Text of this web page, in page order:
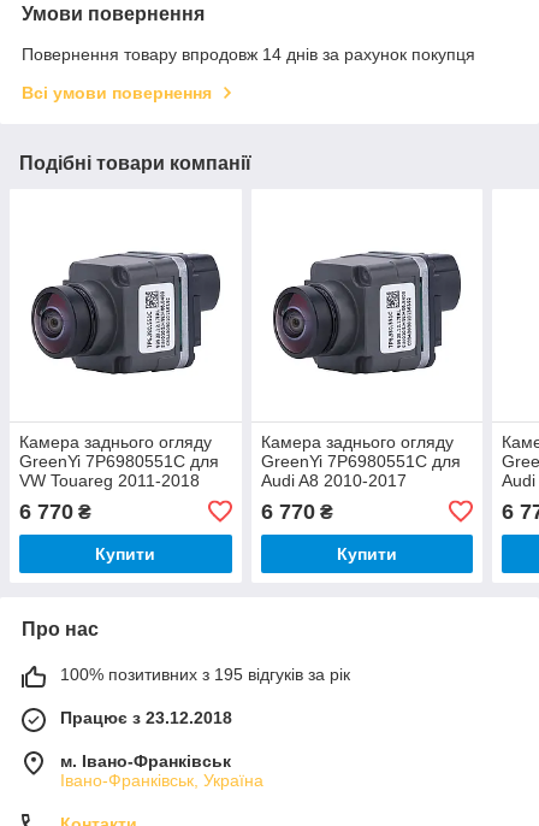
Умови повернення
Повернення товару впродовж 14 днів за рахунок покупця
Всі умови повернення
Подібні товари компанії
Камера заднього огляду
GreenYi 7P6980551C для
VW Touareg 2011-2018
6 770 ₴
Купити
Камера заднього огляду
GreenYi 7P6980551C для
Audi A8 2010-2017
6 770₴
Купити
6
Про нас
100% позитивних з 195 відгуків за рік
Працює з 23.12.2018
м. Івано-Франківськ
Івано-Франківськ, Україна